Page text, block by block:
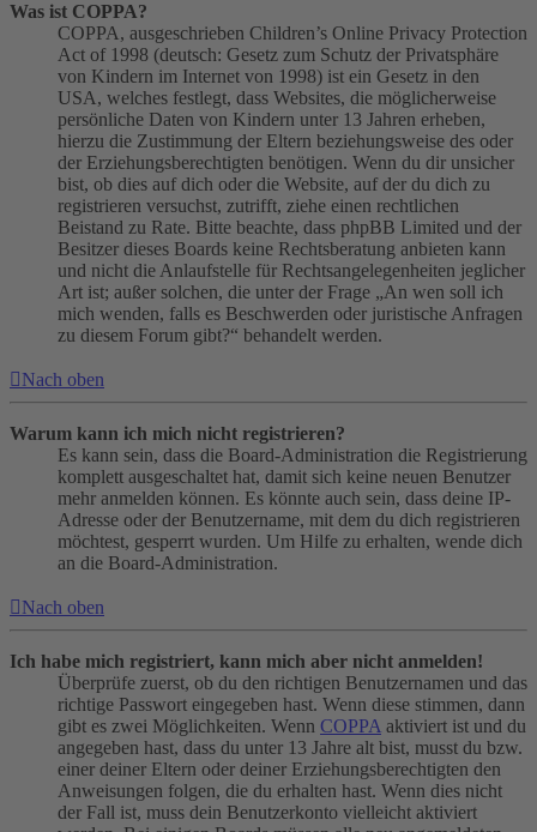
Was ist COPPA?
COPPA, ausgeschrieben Children’s Online Privacy Protection
Act of 1998 (deutsch: Gesetz zum Schutz der Privatsphäre
von Kindern im Internet von 1998) ist ein Gesetz in den
USA, welches festlegt, dass Websites, die möglicherweise
persönliche Daten von Kindern unter 13 Jahren erheben,
hierzu die Zustimmung der Eltern beziehungsweise des oder
der Erziehungsberechtigten benötigen. Wenn du dir unsicher
bist, ob dies auf dich oder die Website, auf der du dich zu
registrieren versuchst, zutrifft, ziehe einen rechtlichen
Beistand zu Rate. Bitte beachte, dass phpBB Limited und der
Besitzer dieses Boards keine Rechtsberatung anbieten kann
und nicht die Anlaufstelle für Rechtsangelegenheiten jeglicher
Art ist; außer solchen, die unter der Frage „An wen soll ich
mich wenden, falls es Beschwerden oder juristische Anfragen
zu diesem Forum gibt?“ behandelt werden.
Nach oben
Warum kann ich mich nicht registrieren?
Es kann sein, dass die Board-Administration die Registrierung
komplett ausgeschaltet hat, damit sich keine neuen Benutzer
mehr anmelden können. Es könnte auch sein, dass deine IP-
Adresse oder der Benutzername, mit dem du dich registrieren
möchtest, gesperrt wurden. Um Hilfe zu erhalten, wende dich
an die Board-Administration.
Nach oben
Ich habe mich registriert, kann mich aber nicht anmelden!
Überprüfe zuerst, ob du den richtigen Benutzernamen und das
richtige Passwort eingegeben hast. Wenn diese stimmen, dann
gibt es zwei Möglichkeiten. Wenn COPPA aktiviert ist und du
angegeben hast, dass du unter 13 Jahre alt bist, musst du bzw.
einer deiner Eltern oder deiner Erziehungsberechtigten den
Anweisungen folgen, die du erhalten hast. Wenn dies nicht
der Fall ist, muss dein Benutzerkonto vielleicht aktiviert